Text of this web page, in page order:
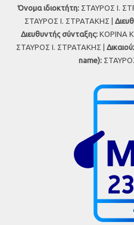
Όνομα ιδιοκτήτη: ΣΤΑΥΡΟΣ Ι.
ΣΤΑΥΡΟΣ Ι. ΣΤΡΑΤΑΚΗΣ |
Διευθυντής σύνταξης:ΚΟΡΙΝΑ
ΣΤΑΥΡΟΣ Ι. ΣΤΡΑΤΑΚΗΣ |
name):